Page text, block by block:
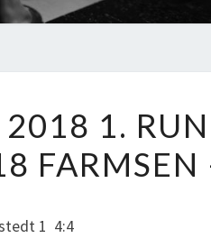
1.
FARMSEN
1 4:4